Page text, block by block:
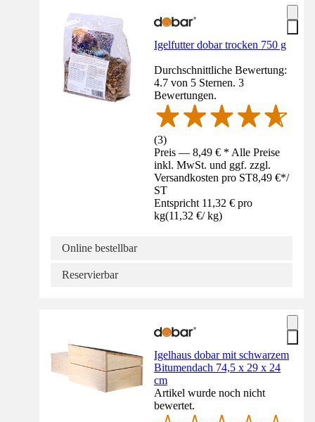
Igelfutter dobar trocken 750 g
Durchschnittliche Bewertung:
4.7 von 5 Sternen. 3
Bewertungen.
(3)
Preis — 8,49 € * Alle Preise
inkl. MwSt. und ggf. zzgl.
Versandkosten pro ST8,49 €*/
ST
Entspricht 11,32 € pro
kg(11,32 €/ kg)
Online bestellbar
Reservierbar
Igelhaus dobar mit schwarzem
Bitumendach 74,5 x 29 x 24
cm
Artikel wurde noch nicht
bewertet.